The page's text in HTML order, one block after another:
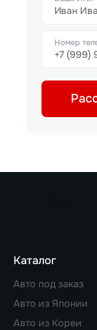
Номер
Каталог
Авто под заказ
Авто из Японии
Авто из Кореи